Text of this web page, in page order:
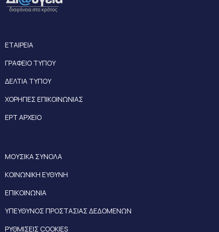
ΕΤΑΙΡΕΙΑ
ΓΡΑΦΕΙΟ ΤΥΠΟΥ
ΔΕΛΤΙΑ ΤΥΠΟΥ
ΧΟΡΗΓΙΕΣ ΕΠΙΚΟΙΝΩΝΙΑΣ
ΕΡΤ ΑΡΧΕΙΟ
ΜΟΥΣΙΚΑ ΣΥΝΟΛΑ
ΚΟΙΝΩΝΙΚΗ ΕΥΘΥΝΗ
ΕΠΙΚΟΙΝΩΝΙΑ
ΥΠΕΥΘΥΝΟΣ ΠΡΟΣΤΑΣΙΑΣ ΔΕΔΟΜΕΝΩΝ
ΡΥΘΜΙΣΕΙΣ COOKIES